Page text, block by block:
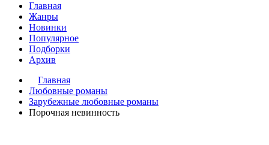
Главная
Жанры
Новинки
Популярное
Подборки
Архив
Главная
Любовные романы
Зарубежные любовные романы
Порочная невинность